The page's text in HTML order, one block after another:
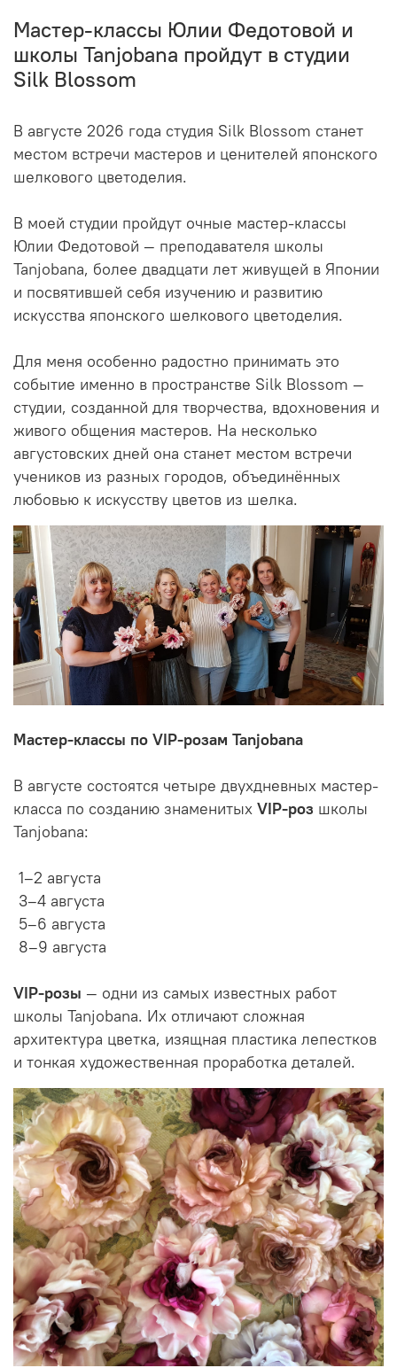
Мастер-классы Юлии Федотовой и
школы Tanjobana пройдут в студии
Silk Blossom
В августе 2026 года студия Silk Blossom станет
местом встречи мастеров и ценителей японского
шелкового цветоделия.
В моей студии пройдут очные мастер-классы
Юлии Федотовой — преподавателя школы
Tanjobana, более двадцати лет живущей в Японии
и посвятившей себя изучению и развитию
искусства японского шелкового цветоделия.
Для меня особенно радостно принимать это
событие именно в пространстве Silk Blossom —
студии, созданной для творчества, вдохновения и
живого общения мастеров. На несколько
августовских дней она станет местом встречи
учеников из разных городов, объединённых
любовью к искусству цветов из шелка.
Мастер-классы по VIP-розам Tanjobana
В августе состоятся четыре двухдневных мастер-
класса по созданию знаменитых VIP-роз школы
Tanjobana:
1–2 августа
3–4 августа
5–6 августа
8–9 августа
VIP-розы — одни из самых известных работ
школы Tanjobana. Их отличают сложная
архитектура цветка, изящная пластика лепестков
и тонкая художественная проработка деталей.